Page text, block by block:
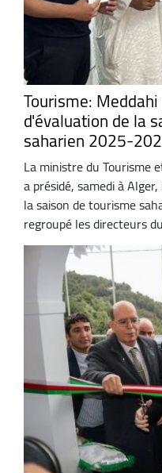
Tourisme:
d'évaluation de la
saharien 2025-
La ministre du Tourisme
a présidé, samedi à
la saison de tourisme
regroupé les directeurs